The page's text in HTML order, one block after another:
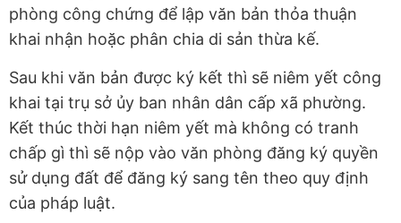
phòng công chứng để lập văn bản thỏa thuận
khai nhận hoặc phân chia di sản thừa kế.
Sau khi văn bản được ký kết thì sẽ niêm yết công
khai tại trụ sở ủy ban nhân dân cấp xã phường.
Kết thúc thời hạn niêm yết mà không có tranh
chấp gì thì sẽ nộp vào văn phòng đăng ký quyền
sử dụng đất để đăng ký sang tên theo quy định
của pháp luật.